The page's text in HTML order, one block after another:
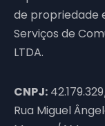
de propriedade
Serviços de
LTDA.
CNPJ:
Rua Miguel